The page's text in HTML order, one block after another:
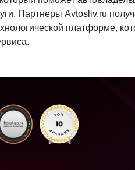
Партнеры Avtosliv.ru
платформе,